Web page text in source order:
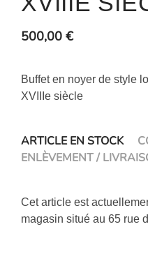
500,00 €
Buffet en noyer de style
XVIIIe siècle
ARTICLE EN STOCK
ENLÈVEMENT /
Cet article est
magasin situé au 65 rue